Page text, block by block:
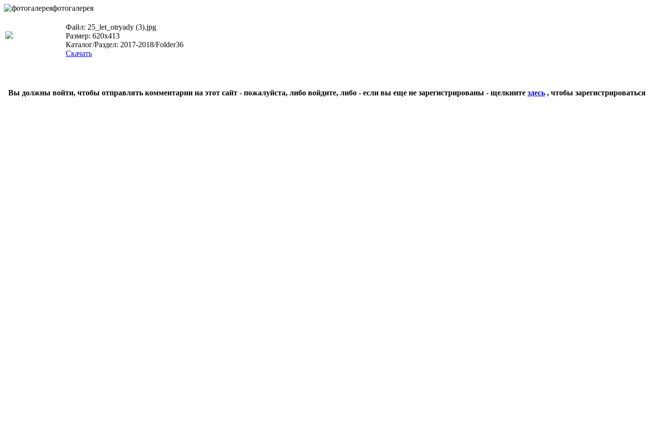
фотогалерея
Файл: 25_let_otryady (3).jpg
Размер: 620x413
Каталог/Раздел: 2017-2018/Folder36
Скачать
Вы должны войти, чтобы отправлять комментарии на этот сайт - пожалуйста, либо войдите, либо - если вы еще не зарегистрированы - щелкните здесь , чтобы зарегистрироваться